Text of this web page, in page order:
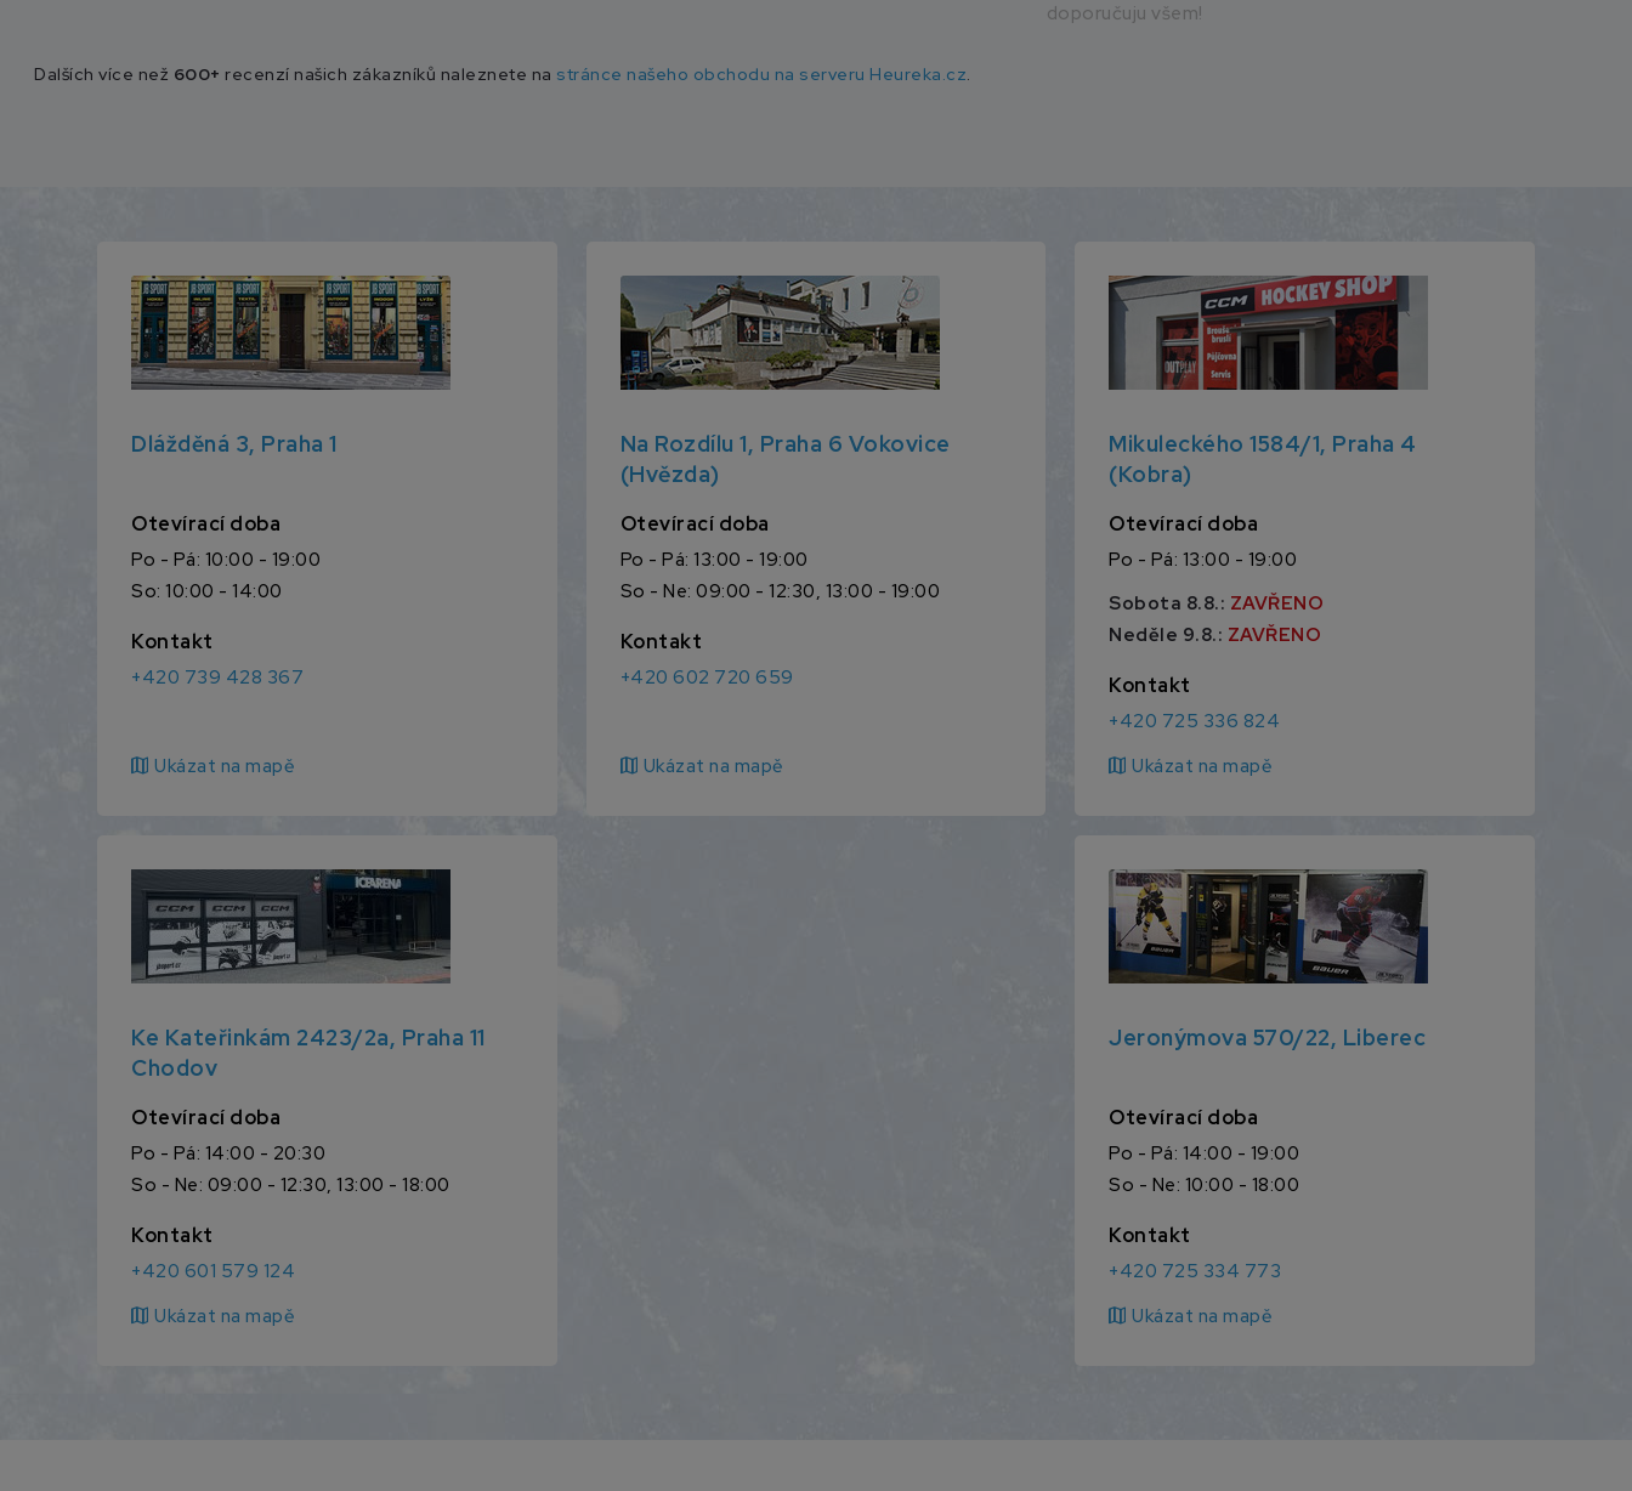
doporučuju všem!
Dalších více než 600+ recenzí našich zákazníků naleznete na stránce našeho obchodu na serveru Heureka.cz.
Dlážděná 3, Praha 1
Otevírací doba
Po - Pá: 10:00 - 19:00
So: 10:00 - 14:00
Kontakt
+420 739 428 367
map Ukázat na mapě
Na Rozdílu 1, Praha 6 Vokovice
(Hvězda)
Otevírací doba
Po - Pá: 13:00 - 19:00
So - Ne: 09:00 - 12:30, 13:00 - 19:00
Kontakt
+420 602 720 659
map Ukázat na mapě
Mikuleckého 1584/1, Praha 4
(Kobra)
Otevírací doba
Po - Pá: 13:00 - 19:00
Sobota 8.8.: ZAVŘENO
Neděle 9.8.: ZAVŘENO
Kontakt
+420 725 336 824
map Ukázat na mapě
Ke Kateřinkám 2423/2a, Praha 11
Chodov
Otevírací doba
Po - Pá: 14:00 - 20:30
So - Ne: 09:00 - 12:30, 13:00 - 18:00
Kontakt
+420 601 579 124
map Ukázat na mapě
Jeronýmova 570/22, Liberec
Otevírací doba
Po - Pá: 14:00 - 19:00
So - Ne: 10:00 - 18:00
Kontakt
+420 725 334 773
map Ukázat na mapě